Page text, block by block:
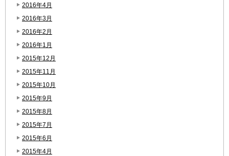
2016年4月
2016年3月
2016年2月
2016年1月
2015年12月
2015年11月
2015年10月
2015年9月
2015年8月
2015年7月
2015年6月
2015年4月